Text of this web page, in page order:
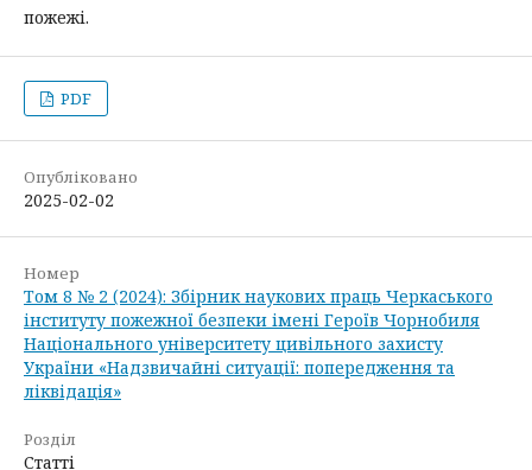
пожежі.
PDF
Опубліковано
2025-02-02
Номер
Том 8 № 2 (2024): Збірник наукових праць Черкаського
інституту пожежної безпеки імені Героїв Чорнобиля
Національного університету цивільного захисту
України «Надзвичайні ситуації: попередження та
ліквідація»
Розділ
Статті